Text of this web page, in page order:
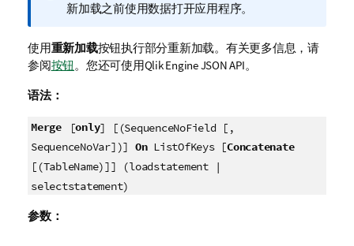
息
释
新加载之前使用数据打开应用程序。
使用重新加载按钮执行部分重新加载。 有关更多信息，请
参阅按钮。 您还可使用Qlik Engine JSON API。
语法：
Merge [only] [(SequenceNoField [,
SequenceNoVar])] OnListOfKeys [Concatenate
[(TableName)]] (loadstatement |
selectstatement)
参数：